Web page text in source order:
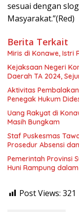
sesuai dengan
Masyarakat.”(Red)
Berita Terkait
Miris di Konawe, Istri
Kejaksaan Negeri
Daerah TA 2024,
Aktivitas
Penegak Hukum
Uang Rakyat di
Masih Bungkam
Staf Puskesmas
Prosedur Absensi
Pemerintah Provinsi
Huni Rampung
Post Views: 321